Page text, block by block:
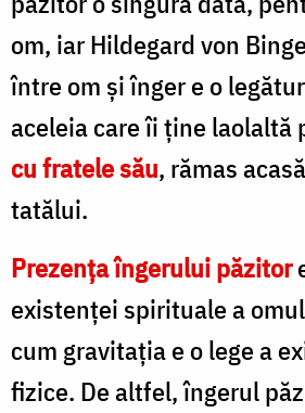
om, iar Hildegard von
între om şi înger e o
aceleia care îi ţine laolaltă
cu fratele său, rămas
tatălui.
Prezenţa îngerului păzitor
existenţei spirituale a
cum gravitaţia e o lege a
fizice. De altfel, îngerul